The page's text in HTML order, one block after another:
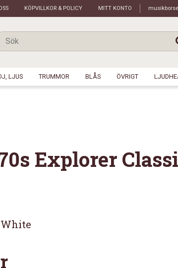
KÖPVILLKOR & POLICY MITT KONTO
LJUS TRUMMOR BLÅS ÖVRIGT
Explorer